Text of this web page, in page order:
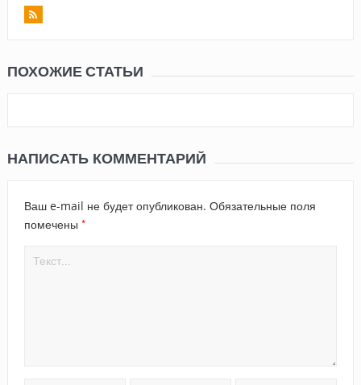
ПОХОЖИЕ СТАТЬИ
НАПИСАТЬ КОММЕНТАРИЙ
Ваш e-mail не будет опубликован. Обязательные поля
помечены *